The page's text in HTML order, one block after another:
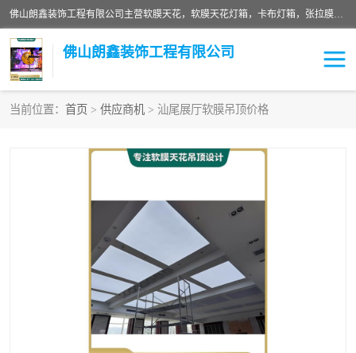
佛山朗鑫装饰工程有限公司主营软膜天花，软膜天花灯箱，卡布灯箱，张拉膜等产品，价格实惠，支持定制；公司专业装饰铺面，家居，会展特装，软膜等工程，技能精良人员，安装快、价格合理，质量保证、热诚与各方有识人士合作，欢迎新老客户来电咨询。
佛山朗鑫装饰工程有限公司
当前位置： 首页 > 供应商机 > 汕尾展厅软膜吊顶价格